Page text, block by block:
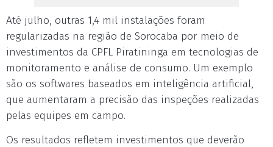
Até julho, outras 1,4 mil instalações foram
regularizadas na região de Sorocaba por meio de
investimentos da CPFL Piratininga em tecnologias de
monitoramento e análise de consumo. Um exemplo
são os softwares baseados em inteligência artificial,
que aumentaram a precisão das inspeções realizadas
pelas equipes em campo.
Os resultados refletem investimentos que deverão